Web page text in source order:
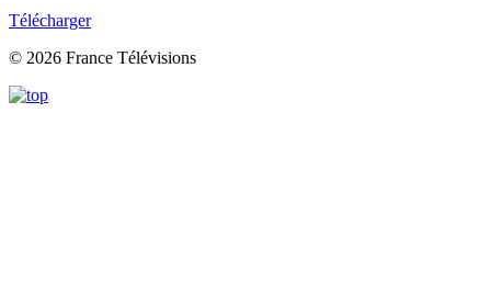
Télécharger
© 2026 France Télévisions